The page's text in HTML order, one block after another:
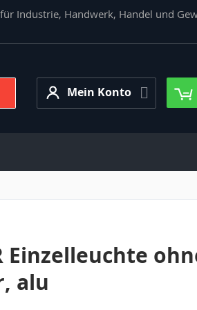
Industrie, Handwerk, Handel und
Mein
Konto
Mein Konto
Einzelleuchte
alu